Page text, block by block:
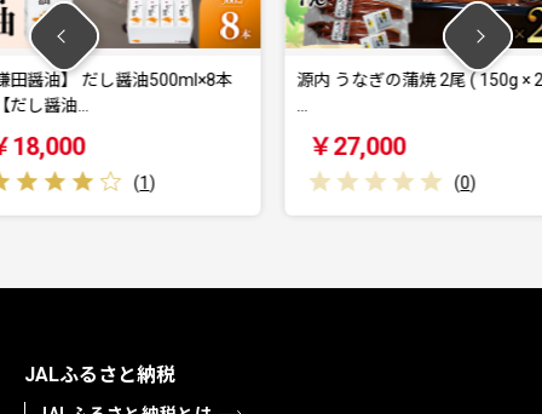
本
)
源内 うなぎの蒲焼 2尾 ( 150g × 2尾
(0)
柿茶ペ
JALふるさと納税